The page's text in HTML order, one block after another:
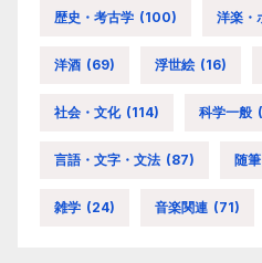
歴史・考古学 (100) 洋楽・
洋酒 (69) 浮世絵 (16)
社会・文化 (114) 科学一般
言語・文字・文法 (87) 随
雑学 (24) 音楽関連 (71)